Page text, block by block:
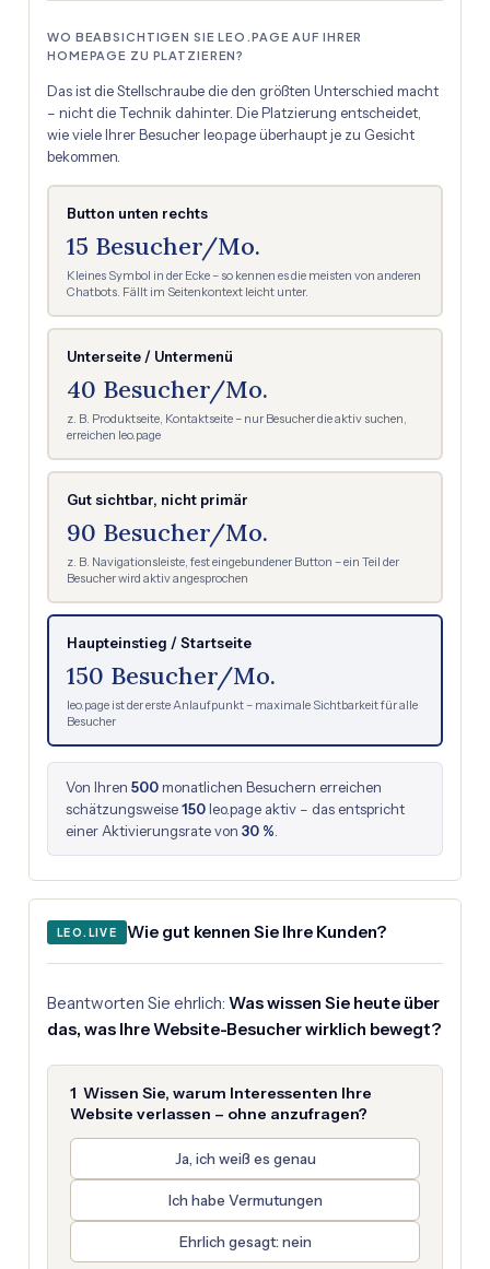
WO BEABSICHTIGEN SIE LEO.PAGE AUF IHRER
HOMEPAGE ZU PLATZIEREN?
Das ist die Stellschraube die den größten Unterschied macht
– nicht die Technik dahinter. Die Platzierung entscheidet,
wie viele Ihrer Besucher leo.page überhaupt je zu Gesicht
bekommen.
Button unten rechts
15 Besucher/Mo.
Kleines Symbol in der Ecke – so kennen es die meisten von anderen
Chatbots. Fällt im Seitenkontext leicht unter.
Unterseite / Untermenü
40 Besucher/Mo.
z. B. Produktseite, Kontaktseite – nur Besucher die aktiv suchen,
erreichen leo.page
Gut sichtbar, nicht primär
90 Besucher/Mo.
z. B. Navigationsleiste, fest eingebundener Button – ein Teil der
Besucher wird aktiv angesprochen
Haupteinstieg / Startseite
150 Besucher/Mo.
leo.page ist der erste Anlaufpunkt – maximale Sichtbarkeit für alle
Besucher
Von Ihren 500monatlichen Besuchern erreichen
schätzungsweise150leo.page aktiv – das entspricht
einer Aktivierungsrate von 30 %
LEO.LIVE Wie gut kennen Sie Ihre Kunden?
Beantworten Sie ehrlich: Was wissen Sie heute über
das, was Ihre Website-Besucher wirklich bewegt?
1 Wissen Sie, warum Interessenten Ihre
Website verlassen – ohne anzufragen?
Ja, ich weiß es genau
Ich habe Vermutungen
Ehrlich gesagt: nein